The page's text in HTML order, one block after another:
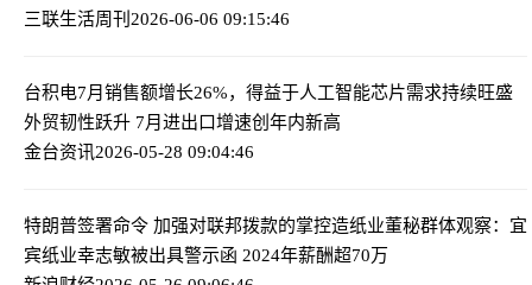
三联生活周刊 2026-06-06 09:15:46
台积电7月销售额增长26%，得益于人工智能芯片需求持续旺盛
外贸韧性跃升 7月进出口增速创年内新高
金台资讯2026-05-28 09:04:46
特朗普签署命令 加强对联邦拨款的掌控造纸业董秘群体观察：宜
宾纸业幸志敏被出具警示函 2024年薪酬超70万